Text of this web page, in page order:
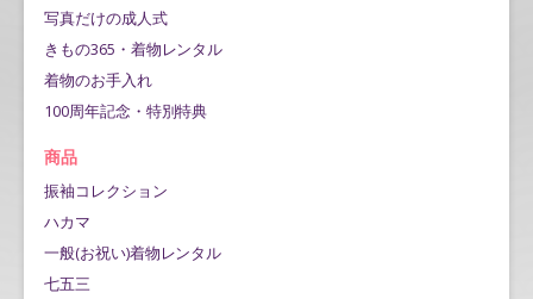
写真だけの成人式
きもの365・着物レンタル
着物のお手入れ
100周年記念・特別特典
商品
振袖コレクション
ハカマ
一般(お祝い)着物レンタル
七五三